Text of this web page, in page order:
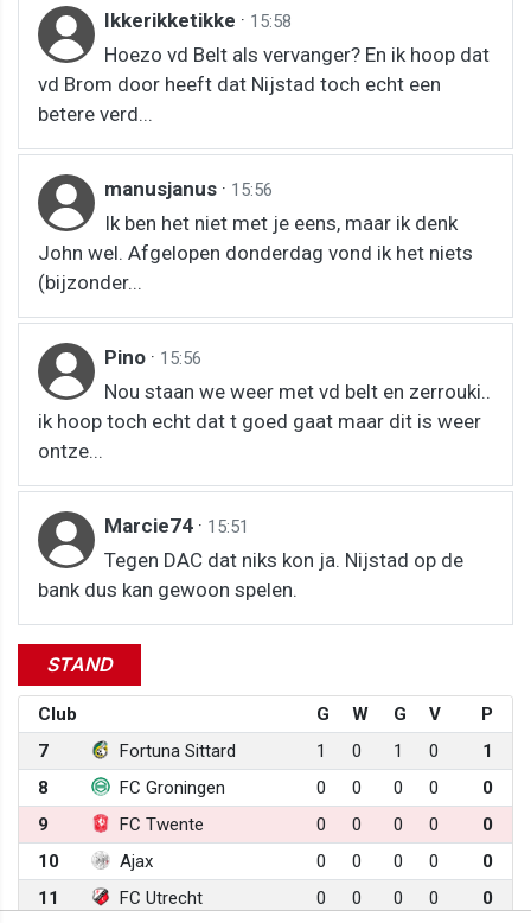
Ikkerikketikke · 15:58
Hoezo vd Belt als vervanger? En ik hoop dat
vd Brom door heeft dat Nijstad toch echt een
betere verd...
manusjanus · 15:56
Ik ben het niet met je eens, maar ik denk
John wel. Afgelopen donderdag vond ik het niets
(bijzonder...
Pino · 15:56
Nou staan we weer met vd belt en zerrouki..
ik hoop toch echt dat t goed gaat maar dit is weer
ontze...
Marcie74 · 15:51
Tegen DAC dat niks kon ja. Nijstad op de
bank dus kan gewoon spelen.
STAND
Club G W G V
P
7
Fortuna Sittard 1 0 1 0
1
8
FC Groningen 0 0 0 0
0
9
FC Twente 0 0 0 0
0
10
Ajax 0 0 0 0
0
11
FC Utrecht 0 0 0 0 0